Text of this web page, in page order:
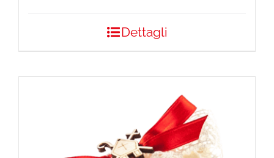
Dettagli